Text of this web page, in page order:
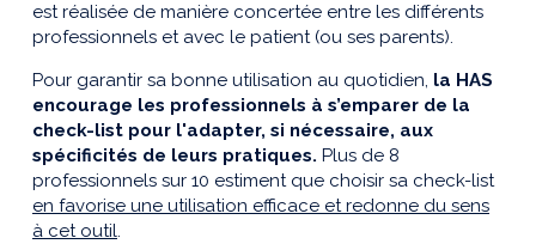
est réalisée de manière concertée entre les différents
professionnels et avec le patient (ou ses parents).
Pour garantir sa bonne utilisation au quotidien, la HAS
encourage les professionnels à s’emparer de la
check-list pour l'adapter, si nécessaire, aux
spécificités de leurs pratiques. Plus de 8
professionnels sur 10 estiment que choisir sa check-list
en favorise une utilisation efficace et redonne du sens
à cet outil.